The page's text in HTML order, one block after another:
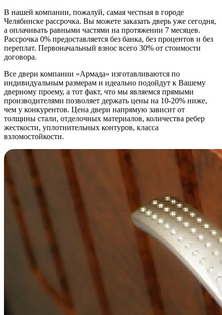
В нашей компании, пожалуй, самая честная в городе
Челябинске рассрочка. Вы можете заказать дверь уже сегодня,
а оплачивать равными частями на протяжении 7 месяцев.
Рассрочка 0% предоставляется без банка, без процентов и без
переплат. Первоначальный взнос всего 30% от стоимости
договора.
Все двери компании «Армада» изготавливаются по
индивидуальным размерам и идеально подойдут к Вашему
дверному проему, а тот факт, что мы являемся прямыми
производителями позволяет держать цены на 10-20% ниже,
чем у конкурентов. Цена двери напрямую зависит от
толщины стали, отделочных материалов, количества ребер
жесткости, уплотнительных контуров, класса
взломостойкости.